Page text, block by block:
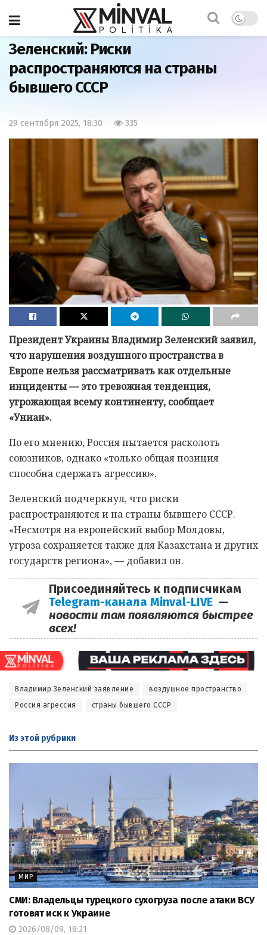
Главная
Зеленский: Риски
распространяются на страны
бывшего СССР
29 сентября 2025, 18:30 335
Президент Украины Владимир Зеленский заявил,
что нарушения воздушного пространства в
Европе нельзя рассматривать как отдельные
инциденты — это тревожная тенденция,
угрожающая всему континенту, сообщает
«Униан».
По его мнению, Россия пытается расколоть
союзников, однако «только общая позиция
способна сдержать агрессию».
Зеленский подчеркнул, что риски
распространяются и на страны бывшего СССР.
«Несмотря на европейский выбор Молдовы,
угроза сохраняется также для Казахстана и других
государств региона», — добавил он.
Присоединяйтесь к подписчикам
Telegram-канала Minval-LIVE —
новости там появляются быстрее
всех!
Владимир Зеленский заявление
воздушное пространство
Россия агрессия
страны бывшего СССР
Из этой рубрики
МИР
СМИ: Владельцы турецкого сухогруза после атаки ВСУ
готовят иск к Украине
2026/08/09, 18:21